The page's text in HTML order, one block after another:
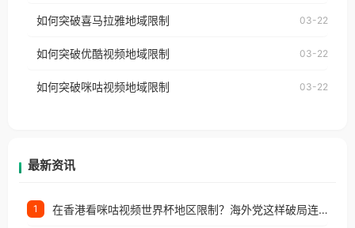
台湾、美国、加拿大、澳大利亚、欧洲等国家和地区
权限制所困扰。
国、加拿大、澳大利亚、欧洲等国家和地区时，网易
制问题，且仅能在中国大陆地区播放。 遇到这个问题
户收听网易云音乐地区版权限制」的问题，无论人在
如何突破喜马拉雅地域限制 03-22
如何突破优酷视频地域限制 03-22
如何突破咪咕视频地域限制 03-22
最新资讯
1 在香港看咪咕视频世界杯地区限制？海外党这样破局连看7天不卡顿！